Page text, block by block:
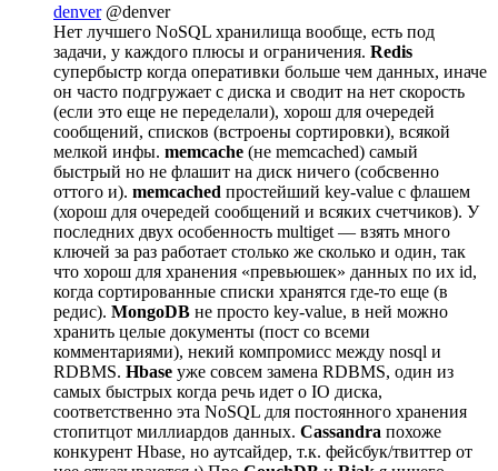
denver @denver
Нет лучшего NoSQL хранилища вообще, есть под
задачи, у каждого плюсы и ограничения. Redis
супербыстр когда оперативки больше чем данных, иначе
он часто подгружает с диска и сводит на нет скорость
(если это еще не переделали), хорош для очередей
сообщений, списков (встроены сортировки), всякой
мелкой инфы. memcache (не memcached) самый
быстрый но не флашит на диск ничего (собсвенно
оттого и). memcached простейший key-value с флашем
(хорош для очередей сообщений и всяких счетчиков). У
последних двух особенность multiget — взять много
ключей за раз работает столько же сколько и один, так
что хорош для хранения «превьюшек» данных по их id,
когда сортированные списки хранятся где-то еще (в
редис). MongoDB не просто key-value, в ней можно
хранить целые документы (пост со всеми
комментариями), некий компромисс между nosql и
RDBMS. Hbase уже совсем замена RDBMS, один из
самых быстрых когда речь идет о IO диска,
соответственно эта NoSQL для постоянного хранения
стопитцот миллиардов данных. Cassandra похоже
конкурент Hbase, но аутсайдер, т.к. фейсбук/твиттер от